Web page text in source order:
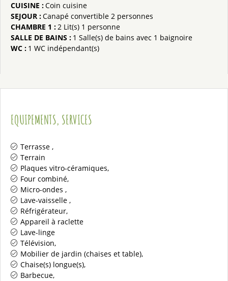
CUISINE :Coin cuisine
SEJOUR :Canapé convertible 2 personnes
CHAMBRE 1 :2 Lit(s) 1 personne
SALLE DE BAINS : 1 Salle(s) de bains avec 1 baignoire
WC : 1 WC indépendant(s)
EQUIPEMENTS, SERVICES
Terrasse
Terrain
Plaques vitro-céramiques
Four combiné
Micro-ondes
Lave-vaisselle
Réfrigérateur
Appareil à raclette
Lave-linge
Télévision
Mobilier de jardin (chaises et table)
Chaise(s) longue(s)
Barbecue